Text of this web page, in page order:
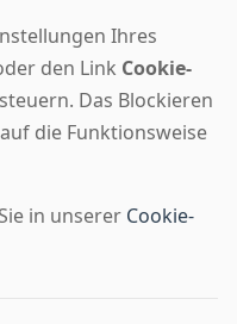
Ihres
den Link Cookie-
Das Blockieren
die Funktionsweise
in unserer Cookie-